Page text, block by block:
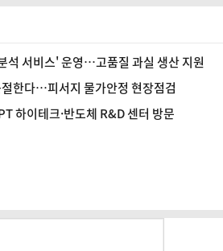
석 서비스' 운영…고품질 과실 생산 지원
한다…피서지 물가안정 현장점검
하이테크·반도체 R&D 센터 방문